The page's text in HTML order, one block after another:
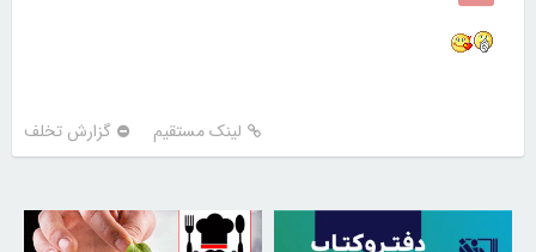
لینک مستقیم گزارش تخلف